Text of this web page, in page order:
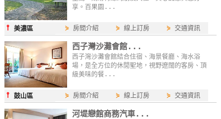
享。百果園...
⫯美濃區 ⋟ 房間介紹 ⋟線上訂房 ⋟ 交通資訊
西子灣沙灘會館...
西子灣沙灘會館結合住宿、海景餐廳、海水浴
場，是全方位的休閒聖地，視野遼闊的客房、頂
級美味的餐...
⫯鼓山區 ⋟ 房間介紹 ⋟線上訂房 ⋟ 交通資訊
河堤戀館商務汽車...